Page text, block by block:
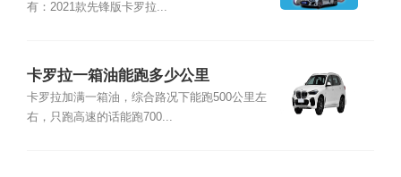
有：2021款先锋版卡罗拉...
卡罗拉一箱油能跑多少公里
卡罗拉加满一箱油，综合路况下能跑500公里左
右，只跑高速的话能跑700...